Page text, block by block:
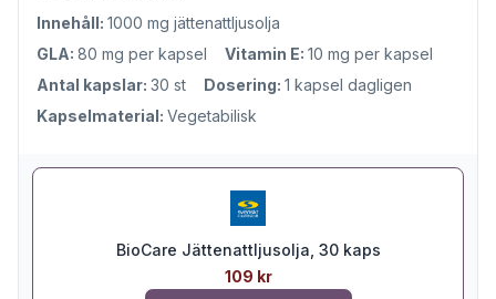
Innehåll: 1000 mg jättenattljusolja
GLA: 80 mg per kapsel Vitamin E: 10 mg per kapsel
Antal kapslar: 30 st Dosering: 1 kapsel dagligen
Kapselmaterial: Vegetabilisk
BioCare Jättenattljusolja, 30 kaps
109 kr